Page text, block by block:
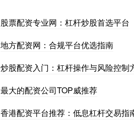
股票配资专业网：杠杆炒股首选平台
地方配资网：合规平台优选指南
炒股配资入门：杠杆操作与风险控制
最大的配资公司TOP威推荐
香港配资平台推荐：低息杠杆交易指